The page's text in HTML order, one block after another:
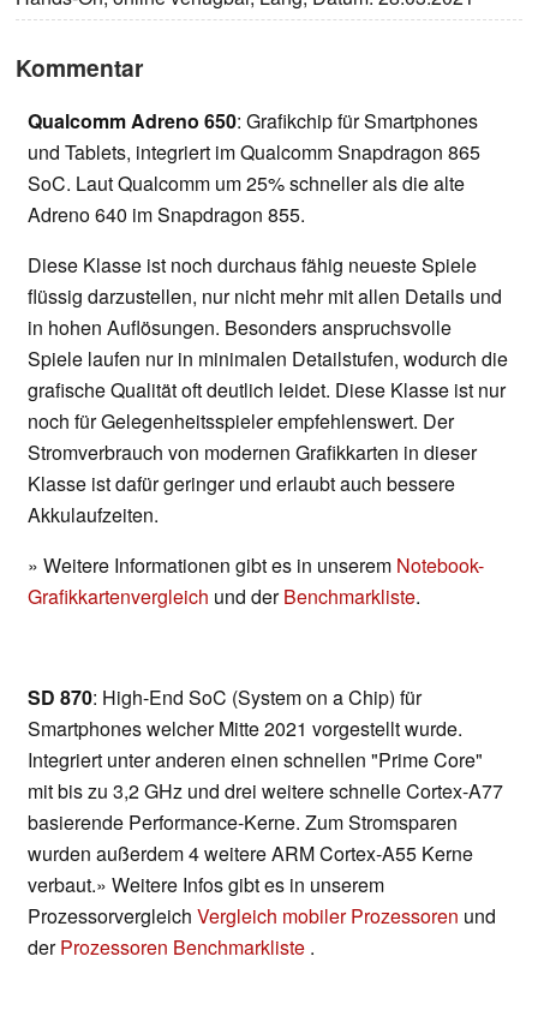
Kommentar
Qualcomm Adreno 650: Grafikchip für Smartphones
und Tablets, integriert im Qualcomm Snapdragon 865
SoC. Laut Qualcomm um 25% schneller als die alte
Adreno 640 im Snapdragon 855.
Diese Klasse ist noch durchaus fähig neueste Spiele
flüssig darzustellen, nur nicht mehr mit allen Details und
in hohen Auflösungen. Besonders anspruchsvolle
Spiele laufen nur in minimalen Detailstufen, wodurch die
grafische Qualität oft deutlich leidet. Diese Klasse ist nur
noch für Gelegenheitsspieler empfehlenswert. Der
Stromverbrauch von modernen Grafikkarten in dieser
Klasse ist dafür geringer und erlaubt auch bessere
Akkulaufzeiten.
» Weitere Informationen gibt es in unserem Notebook-
Grafikkartenvergleich und derBenchmarkliste.
SD 870: High-End SoC (System on a Chip) für
Smartphones welcher Mitte 2021 vorgestellt wurde.
Integriert unter anderen einen schnellen "Prime Core"
mit bis zu 3,2 GHz und drei weitere schnelle Cortex-A77
basierende Performance-Kerne. Zum Stromsparen
wurden außerdem 4 weitere ARM Cortex-A55 Kerne
verbaut.» Weitere Infos gibt es in unserem
Prozessorvergleich Vergleich mobiler Prozessoren und
derProzessoren Benchmarkliste .